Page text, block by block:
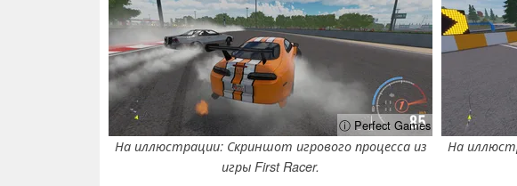
ⓘ Perfect Games
На иллюстрации: Скриншот игрового процесса из
игры First Racer.
На